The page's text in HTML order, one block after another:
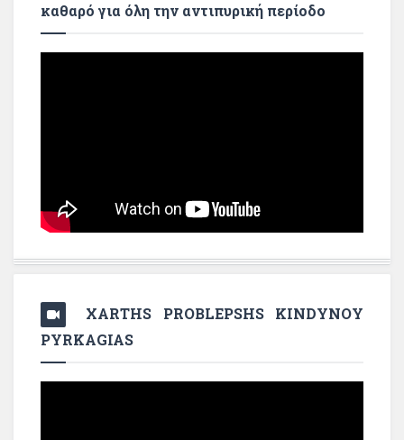
καθαρό για όλη την αντιπυρική περίοδο
XARTHS PROBLEPSHS KINDYNOY
PYRKAGIAS